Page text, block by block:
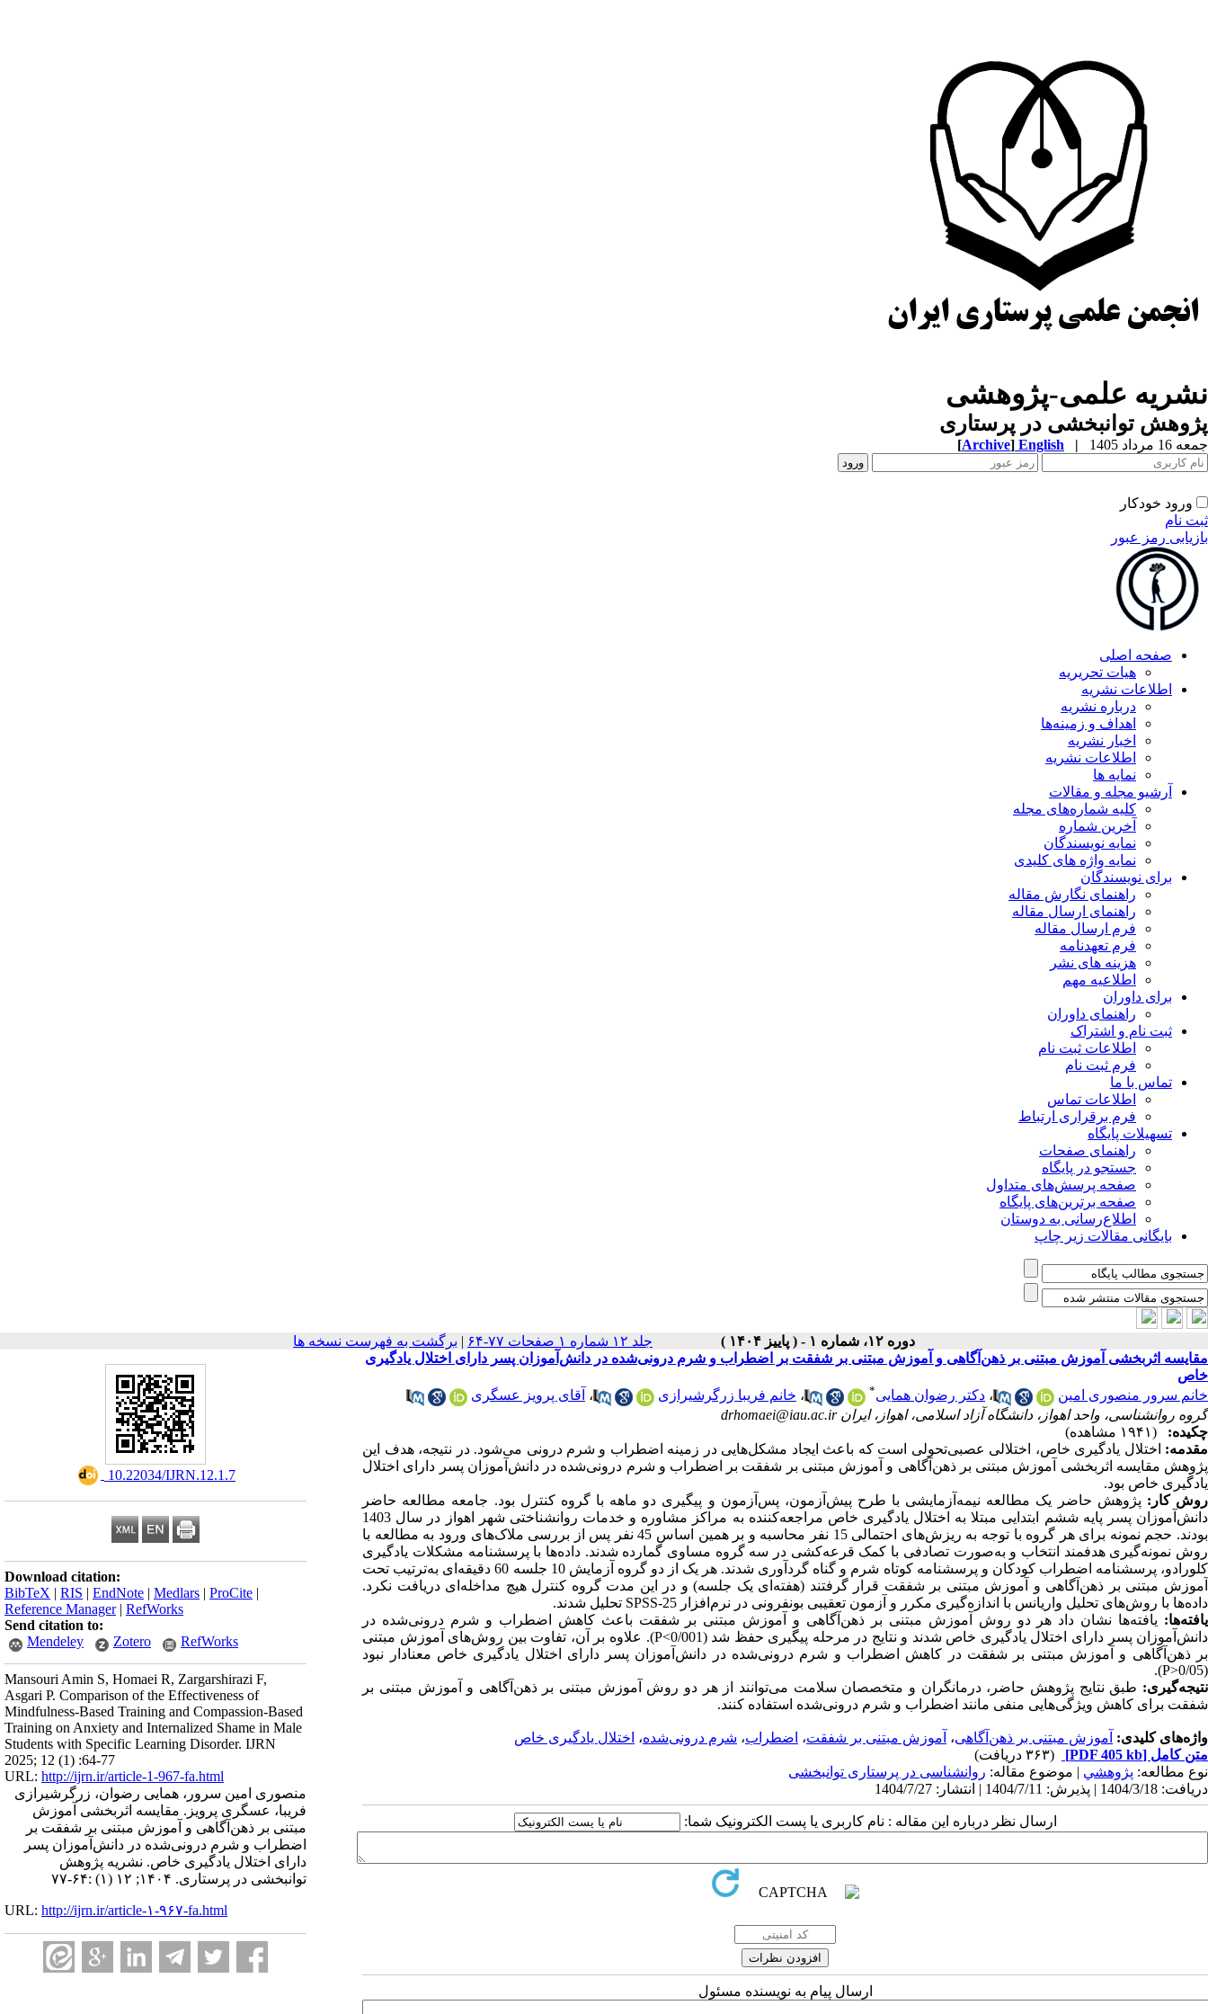
نشریه علمی-پژوهشی
پژوهش توانبخشی در پرستاری
جمعه 16 مرداد 1405 |
English
[Archive]
ورود خودکار
ثبت نام
بازیابی رمز عبور
صفحه اصلی
هیات تحریریه
اطلاعات نشریه
درباره نشریه
اهداف و زمینه‌ها
اخبار نشریه
اطلاعات نشریه
نمایه ها
آرشیو مجله و مقالات
کلیه شماره‌های مجله
آخرین شماره
نمایه نویسندگان
نمایه واژه های کلیدی
برای نویسندگان
راهنمای نگارش مقاله
راهنمای ارسال مقاله
فرم ارسال مقاله
فرم تعهدنامه
هزینه های نشر
اطلاعیه مهم
برای داوران
راهنمای داوران
ثبت نام و اشتراک
اطلاعات ثبت نام
فرم ثبت نام
تماس با ما
اطلاعات تماس
فرم برقراری ارتباط
تسهیلات پایگاه
راهنمای صفحات
جستجو در پایگاه
صفحه پرسش‌های متداول
صفحه برترین‌های پایگاه
اطلاع‌رسانی به دوستان
بایگانی مقالات زیر چاپ
دوره ۱۲، شماره ۱ - ( پاییز ۱۴۰۴ ) جلد ۱۲ شماره ۱ صفحات ۷۷-۶۴ | برگشت به فهرست نسخه ها
‎ 10.22034/IJRN.12.1.7
Download citation:
BibTeX | RIS | EndNote | Medlars | ProCite |
Reference Manager| RefWorks
Send citation to:
Mendeley
Zotero RefWorks
Mansouri Amin S, Homaei R, Zargarshirazi F,
Asgari P. Comparison of the Effectiveness of
Mindfulness-Based Training and Compassion-Based
Training on Anxiety and Internalized Shame in Male
Students with Specific Learning Disorder. IJRN
2025; 12 (1) :64-77
URL: http://ijrn.ir/article-1-967-fa.html
منصوری امین سرور، همایی رضوان، زرگرشیرازی
فریبا، عسگری پرویز. مقایسه اثربخشی آموزش
مبتنی بر ذهن‌آگاهی و آموزش مبتنی بر شفقت بر
اضطراب و شرم درونی‌شده در دانش‌آموزان پسر
دارای اختلال یادگیری خاص. نشریه پژوهش
توانبخشی در پرستاری. ۱۴۰۴; ۱۲ (۱) :۶۴-۷۷
URL: http://ijrn.ir/article-۱-۹۶۷-fa.html
مقایسه اثربخشی آموزش مبتنی بر ذهن‌آگاهی و آموزش مبتنی بر شفقت بر اضطراب و شرم درونی‌شده در دانش‌آموزان پسر دارای اختلال یادگیری
خاص
خانم سرور منصوری امین
، دکتر رضوان همایی* ، خانم فریبا زرگرشیرازی ، آقای پرویز عسگری
گروه روانشناسی، واحد اهواز، دانشگاه آزاد اسلامی، اهواز، ایران drhomaei@iau.ac.ir
چکیده:
(۱۹۴۱ مشاهده)
مقدمه: اختلال یادگیری خاص، اختلالی عصبی‌تحولی است که باعث ایجاد مشکل‌هایی در زمینه اضطراب و شرم درونی می‌شود. در نتیجه، هدف این
پژوهش مقایسه اثربخشی آموزش مبتنی بر ذهن‌آگاهی و آموزش مبتنی بر شفقت بر اضطراب و شرم درونی‌شده در دانش‌آموزان پسر دارای اختلال
یادگیری خاص بود.
روش کار: پژوهش حاضر یک مطالعه نیمه‌آزمایشی با طرح پیش‌آزمون، پس‌آزمون و پیگیری دو ماهه با گروه کنترل بود. جامعه مطالعه حاضر
دانش‌آموزان پسر پایه ششم ابتدایی مبتلا به اختلال یادگیری خاص مراجعه‌کننده به مراکز مشاوره و خدمات روانشناختی شهر اهواز در سال 1403
بودند. حجم نمونه برای هر گروه با توجه به ریزش‌های احتمالی 15 نفر محاسبه و بر همین اساس 45 نفر
پس از بررسی ملاک‌های ورود به مطالعه با
روش نمونه‌گیری هدفمند انتخاب و به‌صورت تصادفی با کمک قرعه‌کشی در سه گروه مساوی گمارده شدند. داده‌ها با پرسشنامه مشکلات یادگیری
کلورادو، پرسشنامه اضطراب کودکان و پرسشنامه کوتاه شرم و گناه گردآوری شدند. هر یک از دو گروه آزمایش 10 جلسه 60 دقیقه‌ای به‌ترتیب تحت
آموزش مبتنی بر ذهن‌آگاهی و آموزش مبتنی بر شفقت قرار گرفتند (هفته‌ای یک جلسه) و در این مدت گروه کنترل هیچ مداخله‌ای دریافت نکرد.
داده‌ها با روش‌های تحلیل واریانس با اندازه‌گیری مکرر و آزمون تعقیبی بونفرونی در نرم‌افزار SPSS-25 تحلیل شدند.
یافته‌ها: یافته‌ها نشان داد هر دو روش آموزش مبتنی بر ذهن‌آگاهی و آموزش مبتنی بر شفقت باعث کاهش
اضطراب و شرم درونی‌شده در
دانش‌آموزان پسر دارای اختلال یادگیری خاص شدند و نتایج در مرحله پیگیری حفظ شد (0/001
P<
). علاوه بر آن، تفاوت بین روش‌های آموزش مبتنی
بر ذهن‌آگاهی و آموزش مبتنی بر شفقتدر کاهش اضطراب و شرم درونی‌شده در دانش‌آموزان پسر دارای اختلال یادگیری خاص معنادار نبود
(0/05
P>
)
.
نتیجه‌گیری: طبق نتایج پژوهش حاضر، درمانگران و متخصصان سلامت می‌توانند از هر دو روش
آموزش مبتنی بر ذهن‌آگاهی و آموزش مبتنی بر
شفقت برای کاهش ویژگی‌هایی منفی مانند اضطراب و شرم درونی‌شده استفاده کنند.
واژه‌های کلیدی: آموزش مبتنی بر ذهن‌آگاهی، آموزش مبتنی بر شفقت، اضطراب، شرم درونی‌شده، اختلال یادگیری خاص
متن کامل [PDF 405 kb]
(۳۶۳ دریافت)
نوع مطالعه: پژوهشي | موضوع مقاله: روانشناسی در پرستاری توانبخشی
دریافت: 1404/3/18 | پذیرش: 1404/7/11 | انتشار: 1404/7/27
ارسال نظر درباره این مقاله : نام کاربری یا پست الکترونیک شما:
ارسال پیام به نویسنده مسئول